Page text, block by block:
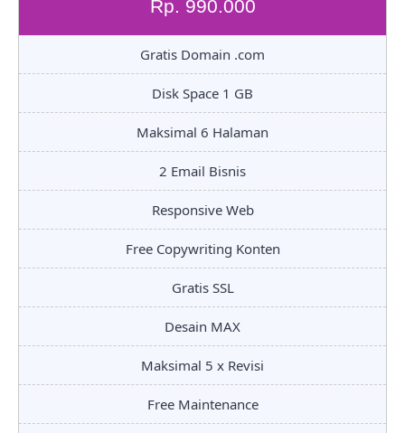
Rp. 990.000
Gratis Domain .com
Disk Space 1 GB
Maksimal 6 Halaman
2 Email Bisnis
Responsive Web
Free Copywriting Konten
Gratis SSL
Desain MAX
Maksimal 5 x Revisi
Free Maintenance